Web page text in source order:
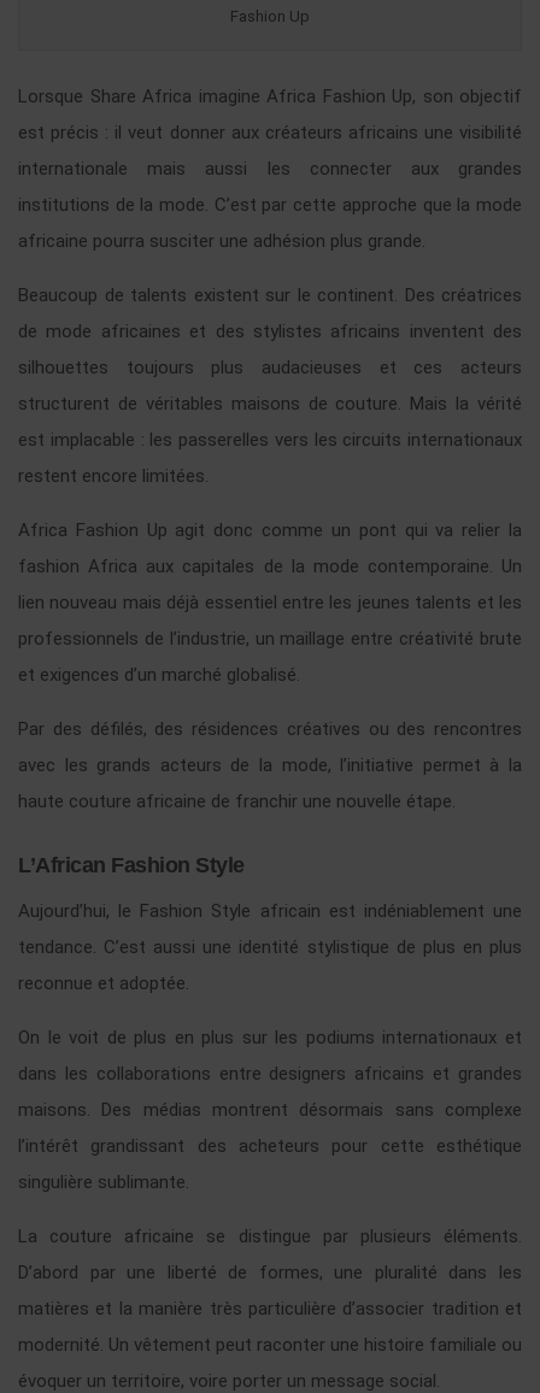
Fashion Up
Lorsque Share Africa imagine Africa Fashion Up, son objectif
est précis : il veut donner aux créateurs africains une visibilité
internationale mais aussi les connecter aux grandes
institutions de la mode. C’est par cette approche que la mode
africaine pourra susciter une adhésion plus grande.
Beaucoup de talents existent sur le continent. Des créatrices
de mode africaines et des stylistes africains inventent des
silhouettes toujours plus audacieuses et ces acteurs
structurent de véritables maisons de couture. Mais la vérité
est implacable : les passerelles vers les circuits internationaux
restent encore limitées.
Africa Fashion Up agit donc comme un pont qui va relier la
fashion Africa aux capitales de la mode contemporaine. Un
lien nouveau mais déjà essentiel entre les jeunes talents et les
professionnels de l’industrie, un maillage entre créativité brute
et exigences d’un marché globalisé.
Par des défilés, des résidences créatives ou des rencontres
avec les grands acteurs de la mode, l’initiative permet à la
haute couture africaine de franchir une nouvelle étape.
L’African Fashion Style
Aujourd’hui, le Fashion Style africain est indéniablement une
tendance. C’est aussi une identité stylistique de plus en plus
reconnue et adoptée.
On le voit de plus en plus sur les podiums internationaux et
dans les collaborations entre designers africains et grandes
maisons. Des médias montrent désormais sans complexe
l’intérêt grandissant des acheteurs pour cette esthétique
singulière sublimante.
La couture africaine se distingue par plusieurs éléments.
D’abord par une liberté de formes, une pluralité dans les
matières et la manière très particulière d’associer tradition et
modernité. Un vêtement peut raconter une histoire familiale ou
évoquer un territoire, voire porter un message social.